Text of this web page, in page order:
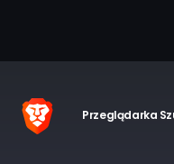
Przeglądarka